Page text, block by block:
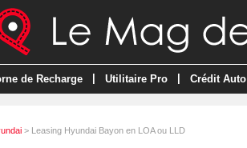
de Recharge Utilitaire Pro Crédit Auto
> Leasing Hyundai Bayon en LOA ou LLD